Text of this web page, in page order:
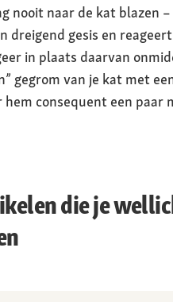
nooit naar de kat blazen
dreigend gesis en reageert
in plaats daarvan
gegrom van je kat met
hem consequent een paar
die je